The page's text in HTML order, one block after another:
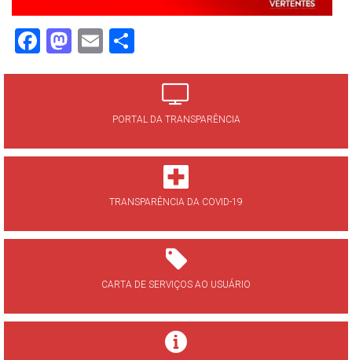
Facebook
Mastodon
Email
PORTAL DA TRANSPARÊNCIA
TRANSPARÊNCIA DA COVID-19
CARTA DE SERVIÇOS AO USUÁRIO